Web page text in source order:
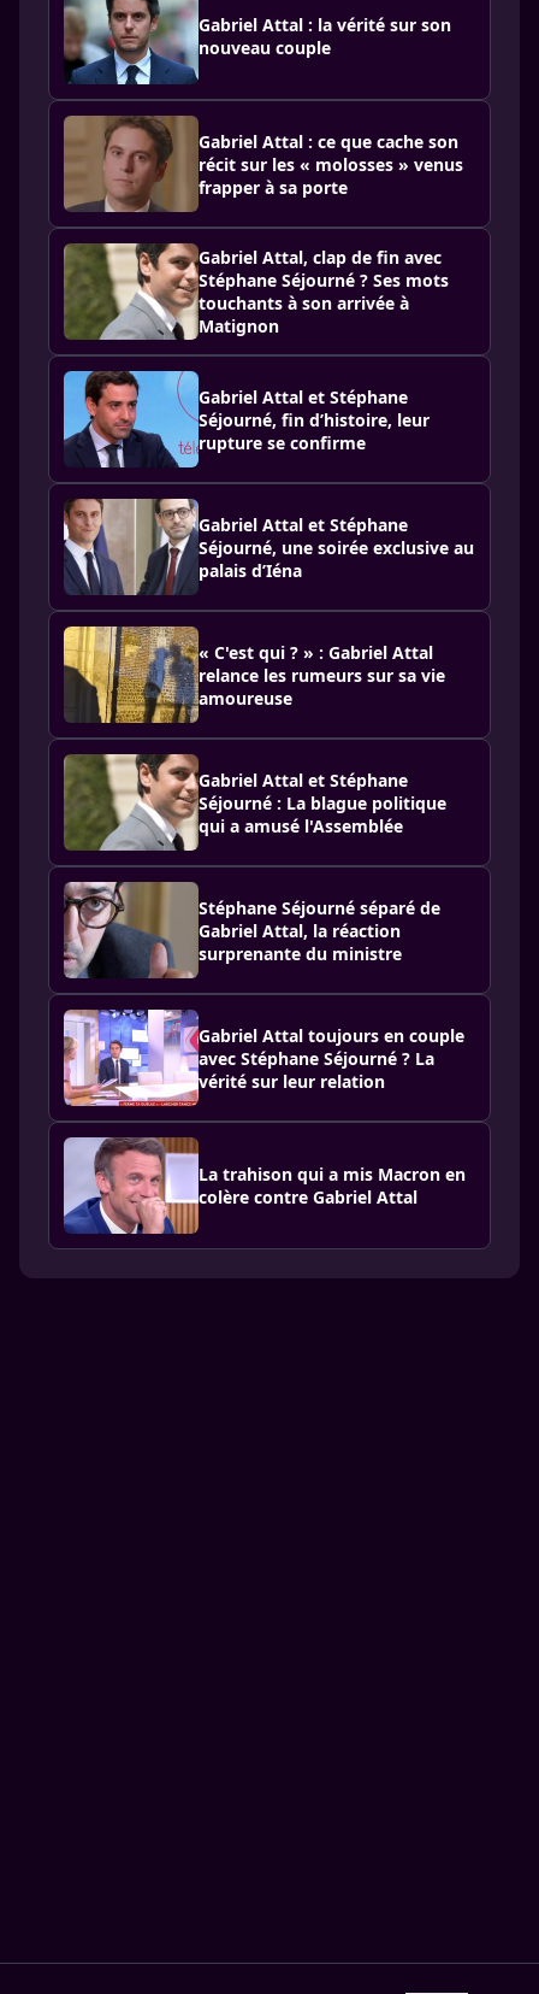
Gabriel Attal : la vérité sur son
nouveau couple
Gabriel Attal : ce que cache son
récit sur les « molosses » venus
frapper à sa porte
Gabriel Attal, clap de fin avec
Stéphane Séjourné ? Ses mots
touchants à son arrivée à
Matignon
Gabriel Attal et Stéphane
Séjourné, fin d’histoire, leur
rupture se confirme
Gabriel Attal et Stéphane
Séjourné, une soirée exclusive au
palais d’Iéna
« C'est qui ? » : Gabriel Attal
relance les rumeurs sur sa vie
amoureuse
Gabriel Attal et Stéphane
Séjourné : La blague politique
qui a amusé l'Assemblée
Stéphane Séjourné séparé de
Gabriel Attal, la réaction
surprenante du ministre
Gabriel Attal toujours en couple
avec Stéphane Séjourné ? La
vérité sur leur relation
La trahison qui a mis Macron en
colère contre Gabriel Attal